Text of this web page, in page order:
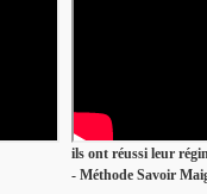
ils ont réussi leur
- Méthode Savoir